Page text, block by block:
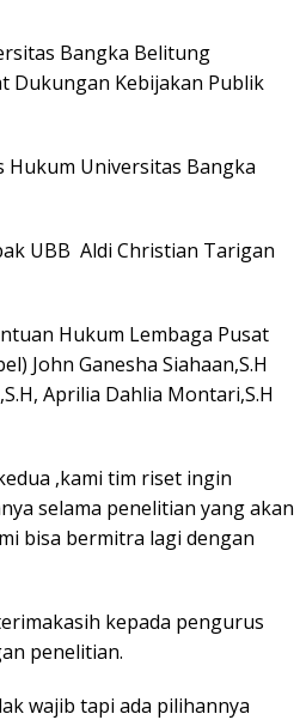
Bangka Belitung
Dukungan Kebijakan Publik
Universitas Bangka
UBB Aldi Christian Tarigan
Hukum Lembaga Pusat
John Ganesha Siahaan,S.H
Aprilia Dahlia Montari,S.H
,kami tim riset ingin
selama penelitian yang akan
bisa bermitra lagi dengan
kepada pengurus
penelitian.
wajib tapi ada pilihannya